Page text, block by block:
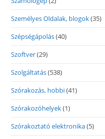
Személyes Oldalak, blogok(35)
Szépségápolás(40)
Szoftver(29)
Szolgáltatás(538)
Szórakozás, hobbi(41)
Szórakozóhelyek(1)
Szórakoztató elektronika(5)